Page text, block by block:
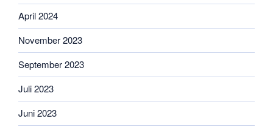
April 2024
November 2023
September 2023
Juli 2023
Juni 2023